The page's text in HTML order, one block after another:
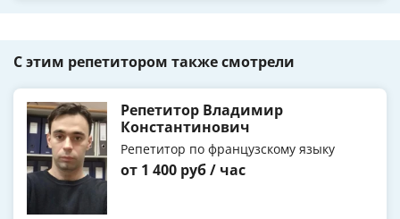
С этим репетитором также смотрели
Репетитор Владимир
Константинович
Репетитор по французскому языку
от 1 400 руб / час